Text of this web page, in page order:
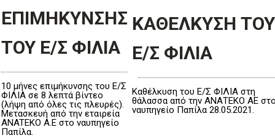
ΕΠΙΜΗΚΥΝΣΗΣ
ΤΟΥ Ε/Σ ΦΙΛΙΑ
10 μήνες επιμήκυνσης του Ε/Σ
ΦΙΛΙΑ σε 8 λεπτά βίντεο
(λήψη από όλες τις πλευρές).
Μετασκευή από την εταιρεία
ANATEKO A.E στο ναυπηγείο
Παπίλα.
ΚΑΘΕΛΚΥΣΗ ΤΟΥ
Ε/Σ ΦΙΛΙΑ
Καθέλκυση του Ε/Σ ΦΙΛΙΑ στη
θάλασσα από την ΑΝΑΤΕΚΟ ΑΕ
ναυπηγείο Παπίλα 28.05.2021.